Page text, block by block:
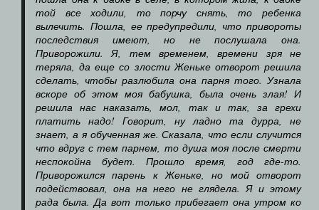
той все ходили, то порчу снять, то ребенка
вылечить. Пошла, ее предупредили, что привороты
последствия имеют, но не послушала она.
Приворожили. Я, тем временем, времени зря не
теряла, да еще со злости Женьке отворот решила
сделать, чтобы разлюбила она парня того. Узнала
вскоре об этом моя бабушка, была очень злая! И
решила нас наказать, мол, так и так, за грехи
платить надо! Говорит, ну ладно та дурра, не
знает, а я обученная же. Сказала, что если случится
что вдруг с тем парнем, то душа моя после смерти
неспокойна будет. Прошло время, год где-то.
Приворожился парень к Женьке, но мой отворот
подействовал, она на него не глядела. Я и этому
рада была. Да вот только прибегает она утром ко